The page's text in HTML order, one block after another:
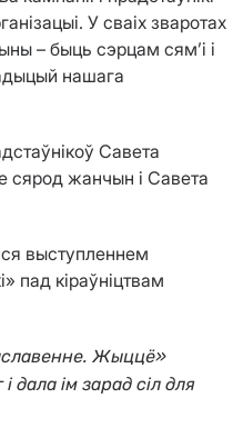
У сваіх зваротах
– быць сэрцам сям’і і
нашага
Савета
сярод жанчын і Савета
выступленнем
пад кіраўніцтвам
Жыццё»
дала ім зарад сіл для